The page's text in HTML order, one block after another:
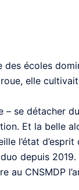
des écoles
elle
– se détacher
Et la belle
l’état d’esprit
depuis 2019.
au CNSMDP